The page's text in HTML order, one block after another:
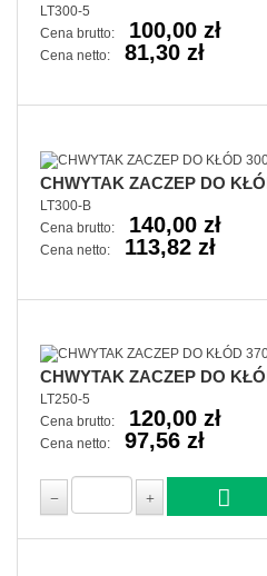
LT300-5
Cena brutto:
100,00 zł
Cena netto: 81,30 zł
CHWYTAK ZACZEP DO
LT300-B
Cena brutto:
140,00 zł
Cena netto: 113,82 zł
CHWYTAK ZACZEP DO
LT250-5
Cena brutto:
120,00 zł
Cena netto: 97,56 zł